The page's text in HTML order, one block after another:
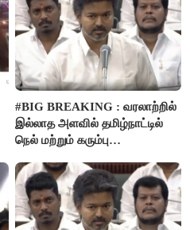
#BIG BREAKING : வரலாற்றில்
இல்லாத அளவில் தமிழ்நாட்டில்
நெல் மற்றும் கரும்பு
ஊக்கத்தொகையை உயர்த்த
முடிவு - முதலமைச்சர் விஜய்
அறிவிப்பு..!